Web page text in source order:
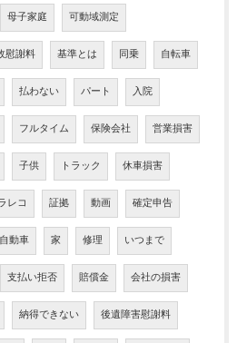
母子家庭 可動域測定
慰謝料 基準とは 同乗 自転車
払わない パート 入院
フルタイム 保険会社 営業損害
子供 トラック 休車損害
レコ 証拠 動画 確定申告
自動車 家 修理 いつまで
支払い拒否 賠償金 会社の損害
納得できない 後遺障害慰謝料